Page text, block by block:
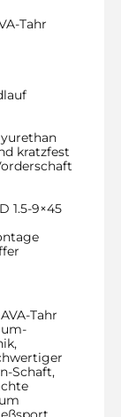
Tahr
kratzfest
1.5-9×45
Tahr
Schaft,